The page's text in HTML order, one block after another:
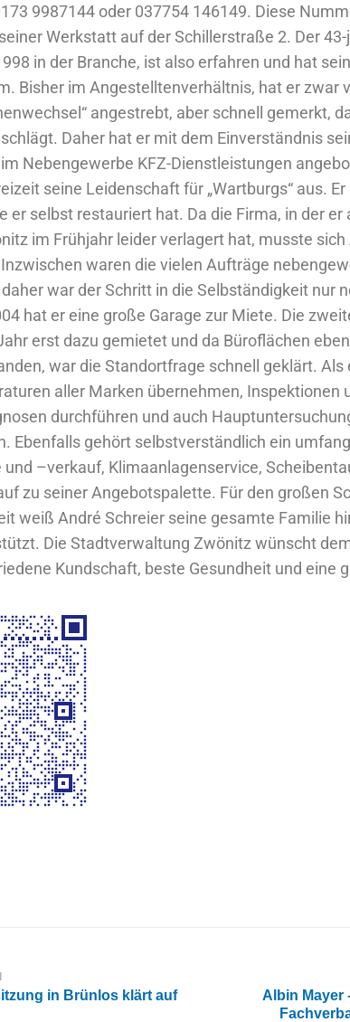
9987144 oder 037754 146149. Diese
Werkstatt auf der Schillerstraße 2. Der
in der Branche, ist also erfahren und hat
Bisher im Angestelltenverhältnis, hat er zwar
angestrebt, aber schnell gemerkt,
Daher hat er mit dem Einverständnis
Nebengewerbe KFZ-Dienstleistungen
seine Leidenschaft für „Wartburgs“ aus.
er selbst restauriert hat. Da die Firma, in der er
im Frühjahr leider verlagert hat, musste sich
waren die vielen Aufträge
war der Schritt in die Selbständigkeit nur
hat er eine große Garage zur Miete. Die
erst dazu gemietet und da Büroflächen
war die Standortfrage schnell geklärt.
aller Marken übernehmen, Inspektionen
durchführen und auch
Ebenfalls gehört selbstverständlich ein
und –verkauf, Klimaanlagenservice,
zu seiner Angebotspalette. Für den großen
weiß André Schreier seine gesamte Familie
Die Stadtverwaltung Zwönitz wünscht
Kundschaft, beste Gesundheit und eine
in Brünlos klärt auf
Albin Mayer